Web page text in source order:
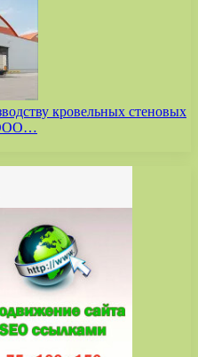
кровельных стеновых
ООО…